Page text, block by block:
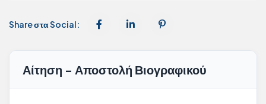
Share στα Social:
Αίτηση - Αποστολή Βιογραφικού